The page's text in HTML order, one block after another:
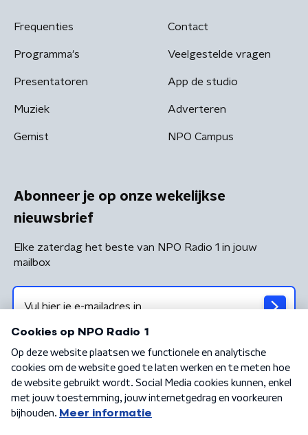
Frequenties
Programma's
Presentatoren
Muziek
Gemist
Contact
Veelgestelde vragen
App de studio
Adverteren
NPO Campus
Abonneer je op onze wekelijkse
nieuwsbrief
Elke zaterdag het beste van NPO Radio 1 in jouw
mailbox
Algemene voorwaarden